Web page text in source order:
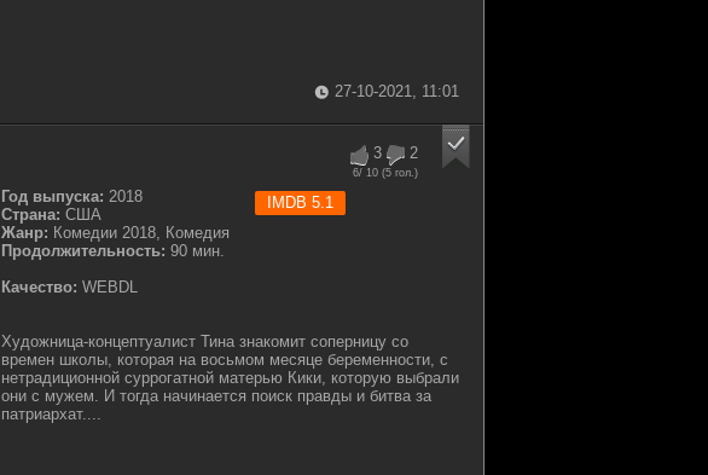
27-10-2021, 11:01
3 2
6/ 10 (5 гол.)
IMDB 5.1
Год выпуска: 2018
Страна: США
Жанр: Комедии 2018, Комедия
Продолжительность: 90 мин.
Качество: WEBDL
Художница-концептуалист Тина знакомит соперницу со
времен школы, которая на восьмом месяце беременности, с
нетрадиционной суррогатной матерью Кики, которую выбрали
они с мужем. И тогда начинается поиск правды и битва за
патриархат....